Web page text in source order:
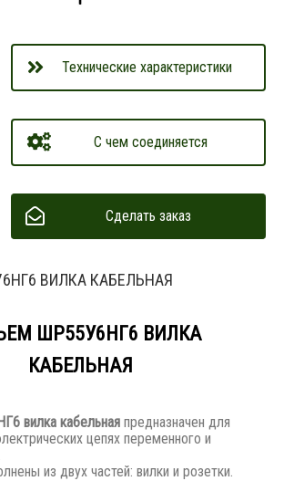
Технические характеристики
С чем соединяется
Сделать заказ
ВИЛКА КАБЕЛЬНАЯ
ШР55У6НГ6 ВИЛКА
КАБЕЛЬНАЯ
вилка кабельная предназначен для
цепях переменного и
из двух частей: вилки и розетки.